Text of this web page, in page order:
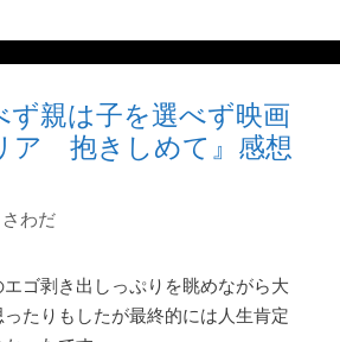
ず親は子を選べず映画
ア 抱きしめて』感想
さわだ
ゴ剥き出しっぷりを眺めながら大
たりもしたが最終的には人生肯定